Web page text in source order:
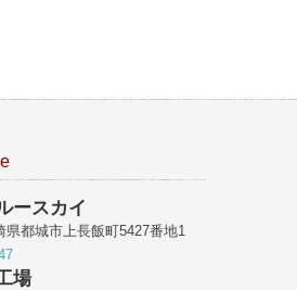
ースカイ
県都城市上長飯町5427番地1
場